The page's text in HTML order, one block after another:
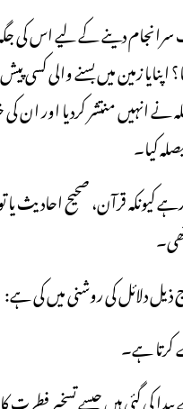
دینے کے لیے اس کی
اپنایا زمین میں بسنے
نے انہیں منتشر کردیا اور
کیا۔
کیونکہ قرآن، صحیح احادیث
ذیل دلائل کی روشنی میں کی ہے: